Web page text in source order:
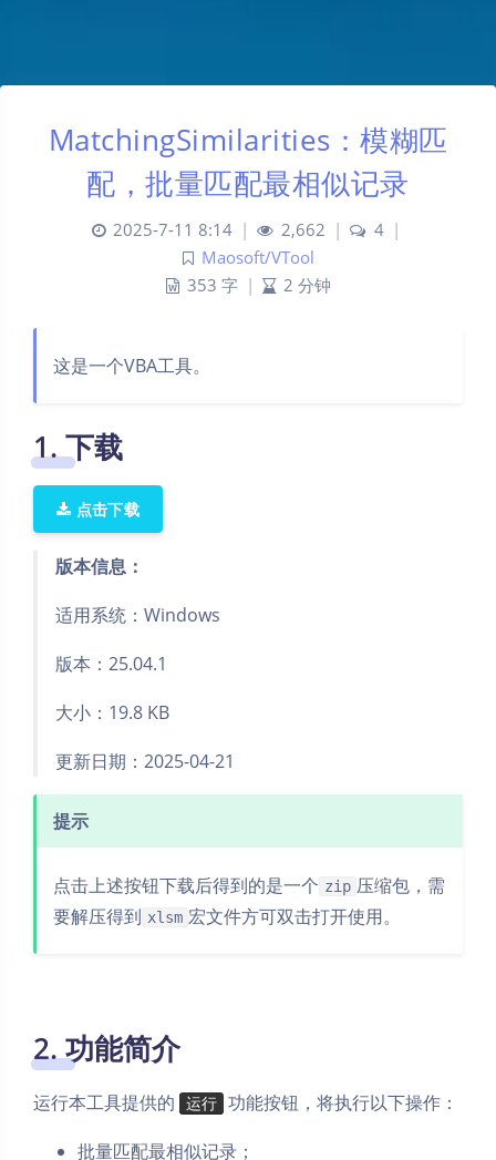
MatchingSimilarities：模糊匹
配，批量匹配最相似记录
2025-7-11 8:14 | 2,662 | 4 |
Maosoft/VTool
353 字 | 2 分钟
这是一个VBA工具。
1. 下载
点击下载
版本信息：
适用系统：Windows
版本：25.04.1
大小：19.8 KB
更新日期：2025-04-21
提示
点击上述按钮下载后得到的是一个 zip 压缩包，需
要解压得到 xlsm 宏文件方可双击打开使用。
2. 功能简介
运行本工具提供的 运行
功能按钮，将执行以下操作：
批量匹配最相似记录；